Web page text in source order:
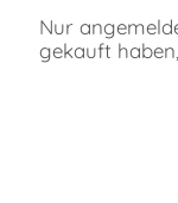
Nur
gekauft